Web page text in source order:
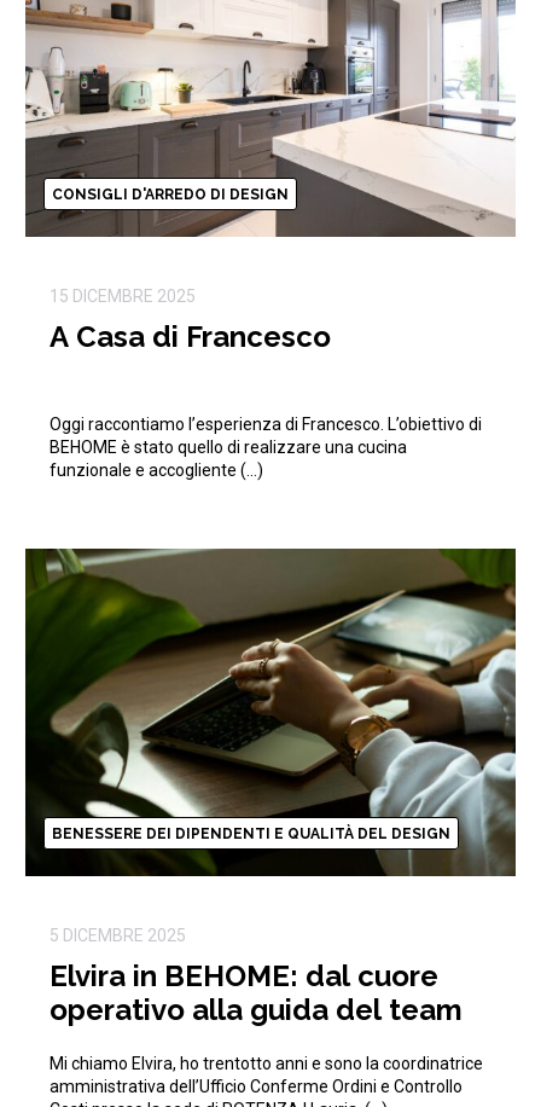
CONSIGLI D'ARREDO DI DESIGN
15 DICEMBRE 2025
A Casa di Francesco
Oggi raccontiamo l’esperienza di Francesco. L’obiettivo di
BEHOME è stato quello di realizzare una cucina
funzionale e accogliente (…)
BENESSERE DEI DIPENDENTI E QUALITÀ DEL DESIGN
5 DICEMBRE 2025
Elvira in BEHOME: dal cuore
operativo alla guida del team
Mi chiamo Elvira, ho trentotto anni e sono la coordinatrice
amministrativa dell’Ufficio Conferme Ordini e Controllo